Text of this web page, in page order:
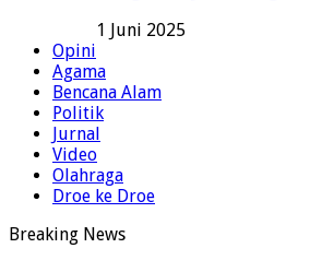
1 Juni 2025
Opini
Agama
Bencana Alam
Politik
Jurnal
Video
Olahraga
Droe ke Droe
Breaking News